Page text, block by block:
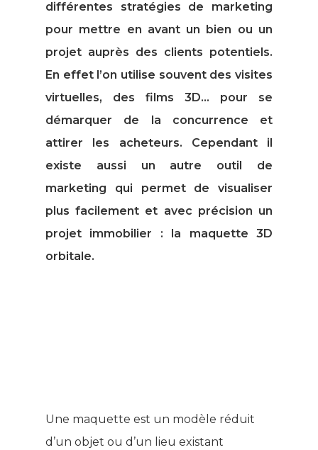
différentes stratégies de marketing
pour mettre en avant un bien ou un
projet auprès des clients potentiels.
En effet l’on utilise souvent des visites
virtuelles, des films 3D… pour se
démarquer de la concurrence et
attirer les acheteurs. Cependant il
existe aussi un autre outil de
marketing qui permet de visualiser
plus facilement et avec précision un
projet immobilier : la maquette 3D
orbitale.
Une maquette est un modèle réduit
d’un objet ou d’un lieu existant